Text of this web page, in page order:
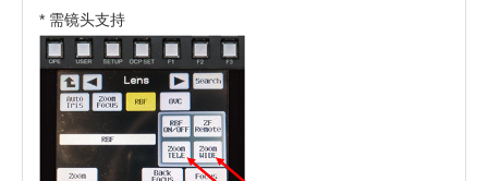
* 需镜头支持